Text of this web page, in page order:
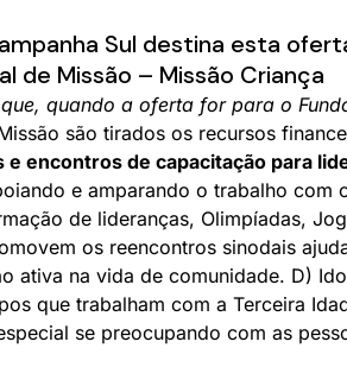
Sul destina esta
de Missão – Missão Criança
quando a oferta for para o
são tirados os recursos
encontros de capacitação para
e amparando o trabalho com
de lideranças, Olimpíadas,
os reencontros sinodais
ativa na vida de comunidade. D)
que trabalham com a Terceira
se preocupando com as